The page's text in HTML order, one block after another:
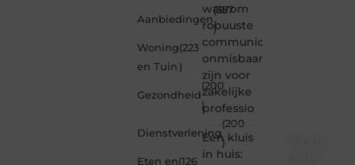
Aanbiedingen
(357
)
Woning
en Tuin
(223
)
Gezondheid
(200
)
Dienstverlening
(200
)
Eten en(126
waarom
robuuste
communicatiemiddelen
onmisbaar
zijn voor
zakelijke
professio
Een kluis
in huis: